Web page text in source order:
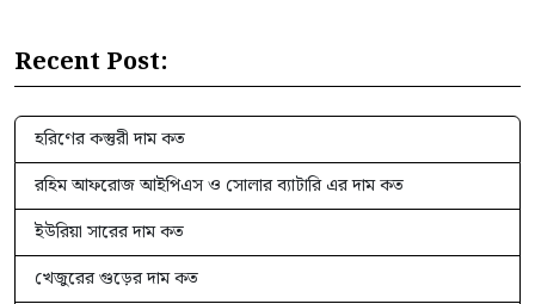
Recent Post:
হরিণের কস্তুরী দাম কত
রহিম আফরোজ আইপিএস ও সোলার ব্যাটারি এর দাম কত
ইউরিয়া সারের দাম কত
খেজুরের গুড়ের দাম কত